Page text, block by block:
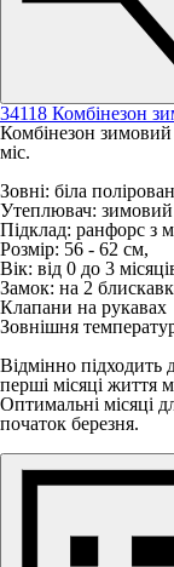
34118 Комбінезон
Комбінезон
міс.
Зовні: біла
Утеплювач:
Підклад: ранфорс з
Розмір: 56 - 62 см,
Вік: від 0 до 3
Замок: на 2
Клапани на рукавах
Зовнішня
Відмінно підходить
перші місяці життя
Оптимальні місяці
початок березня.